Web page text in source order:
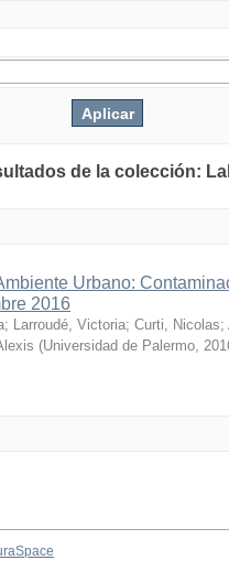
de la colección:
Urbano:
2016
; Larroudé, Victoria; Curti, Nicolas;
(Universidad de Palermo,